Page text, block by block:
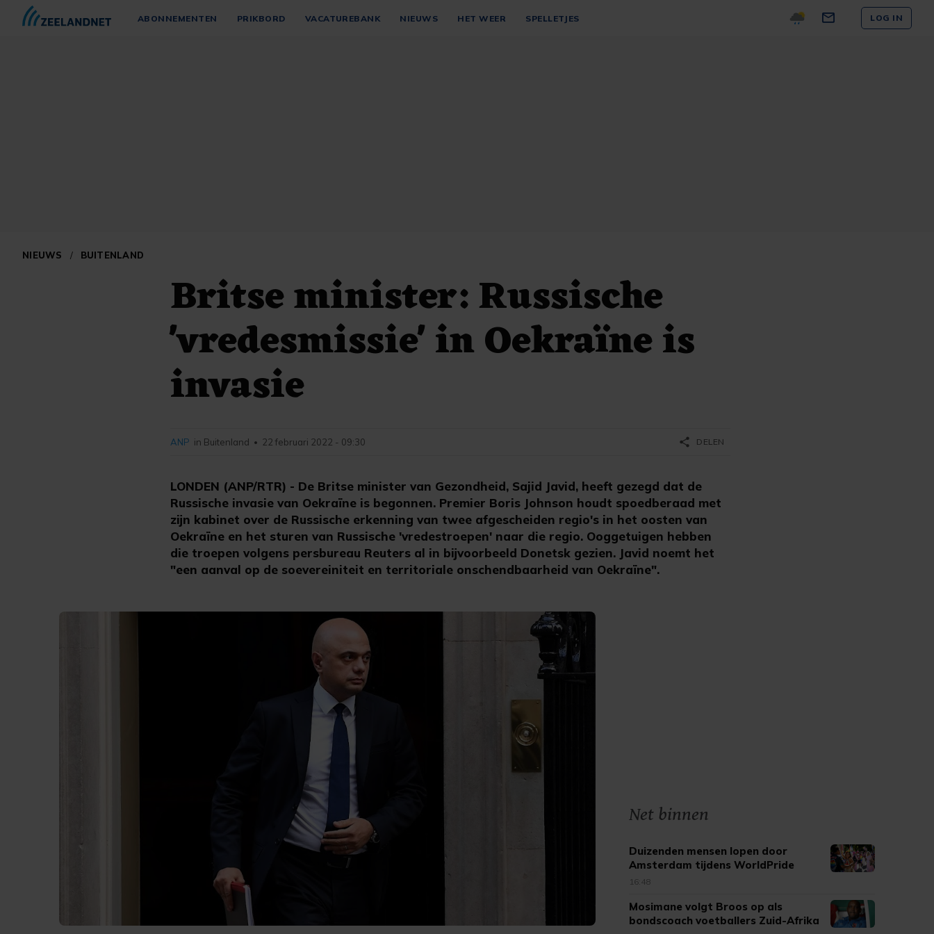
ABONNEMENTEN PRIKBORD VACATUREBANK NIEUWS HET WEER SPELLETJES LOG IN
NIEUWS / BUITENLAND
Britse minister: Russische
'vredesmissie' in Oekraïne is
invasie
LONDEN (ANP/RTR) - De Britse minister van Gezondheid, Sajid Javid, heeft gezegd dat de
Russische invasie van Oekraïne is begonnen. Premier Boris Johnson houdt spoedberaad met
zijn kabinet over de Russische erkenning van twee afgescheiden regio's in het oosten van
Oekraïne en het sturen van Russische 'vredestroepen' naar die regio. Ooggetuigen hebben
die troepen volgens persbureau Reuters al in bijvoorbeeld Donetsk gezien. Javid noemt het
"een aanval op de soevereiniteit en territoriale onschendbaarheid van Oekraïne".
ANP in Buitenland • 22 februari 2022 - 09:30 share DELEN
Net binnen
Duizenden mensen lopen door
Amsterdam tijdens WorldPride
March
16:48
Mosimane volgt Broos op als
bondscoach voetballers Zuid-Afrika